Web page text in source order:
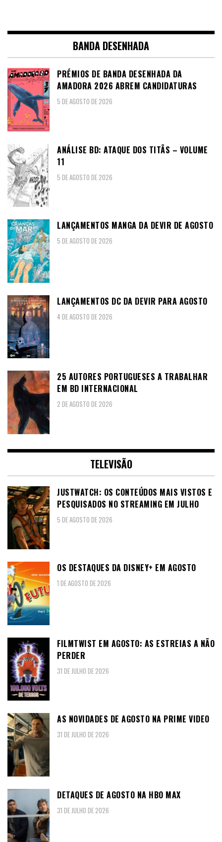
BANDA DESENHADA
PRÉMIOS DE BANDA DESENHADA DA
AMADORA 2026 ABREM CANDIDATURAS
5 DE AGOSTO DE 2026
ANÁLISE BD: ATAQUE DOS TITÃS – VOLUME
11
5 DE AGOSTO DE 2026
LANÇAMENTOS MANGA DA DEVIR DE AGOSTO
5 DE AGOSTO DE 2026
LANÇAMENTOS DC DA DEVIR PARA AGOSTO
4 DE AGOSTO DE 2026
25 AUTORES PORTUGUESES A TRABALHAR
EM BD INTERNACIONAL
2 DE AGOSTO DE 2026
TELEVISÃO
JUSTWATCH: OS CONTEÚDOS MAIS VISTOS E
PESQUISADOS NO STREAMING EM JULHO
5 DE AGOSTO DE 2026
OS DESTAQUES DA DISNEY+ EM AGOSTO
1 DE AGOSTO DE 2026
FILMTWIST EM AGOSTO: AS ESTREIAS A NÃO
PERDER
31 DE JULHO DE 2026
AS NOVIDADES DE AGOSTO NA PRIME VIDEO
31 DE JULHO DE 2026
DETAQUES DE AGOSTO NA HBO MAX
31 DE JULHO DE 2026